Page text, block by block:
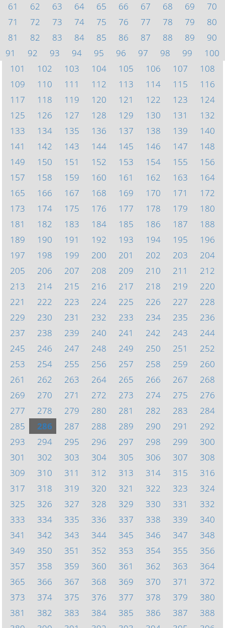
61
62 63 64 65 66 67 68 69
70
71
72 73 74 75 76 77 78 79
80
81
82 83 84 85 86 87 88 89
90
91
92 93 94 95 96 97 98 99
100
101
102 103 104 105 106 107
108
109
110 111 112 113 114 115
116
117
118 119 120 121 122 123
124
125
126 127 128 129 130 131
132
133
134 135 136 137 138 139
140
141
142 143 144 145 146 147
148
149
150 151 152 153 154 155
156
157
158 159 160 161 162 163
164
165
166 167 168 169 170 171
172
173
174 175 176 177 178 179
180
181
182 183 184 185 186 187
188
189
190 191 192 193 194 195
196
197
198 199 200 201 202 203
204
205
206 207 208 209 210 211
212
213
214 215 216 217 218 219
220
221
222 223 224 225 226 227
228
229
230 231 232 233 234 235
236
237
238 239 240 241 242 243
244
245
246 247 248 249 250 251
252
253
254 255 256 257 258 259
260
261
262 263 264 265 266 267
268
269
270 271 272 273 274 275
276
277
278 279 280 281 282 283
284
285
286 287 288 289 290 291
292
293
294 295 296 297 298 299
300
301
302 303 304 305 306 307
308
309
310 311 312 313 314 315
316
317
318 319 320 321 322 323
324
325
326 327 328 329 330 331
332
333
334 335 336 337 338 339
340
341
342 343 344 345 346 347
348
349
350 351 352 353 354 355
356
357
358 359 360 361 362 363
364
365
366 367 368 369 370 371
372
373
374 375 376 377 378 379
380
381
382 383 384 385 386 387
388